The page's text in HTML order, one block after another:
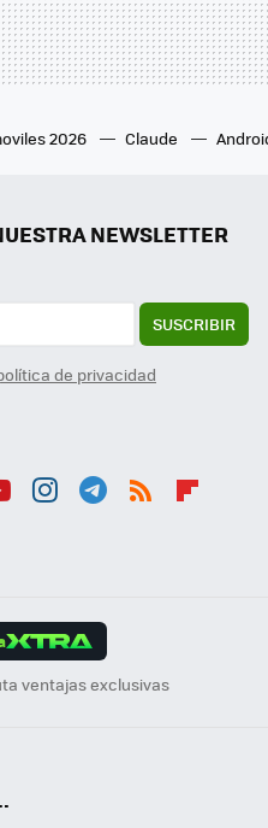
2026 Claude
NEWSLETTER
SUSCRIBIR
de privacidad
ventajas exclusivas